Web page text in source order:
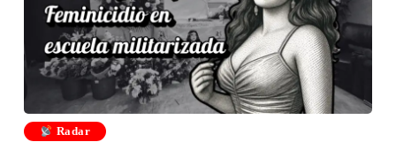
Radar